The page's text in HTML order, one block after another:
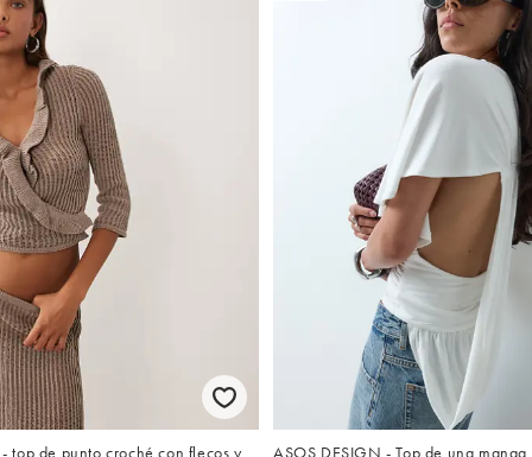
top de punto croché con flecos y
ASOS DESIGN - Top de una